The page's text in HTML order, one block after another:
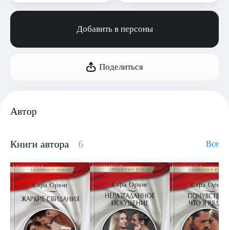
Добавить в персоны
Поделиться
Автор
Книги автора 6 Все